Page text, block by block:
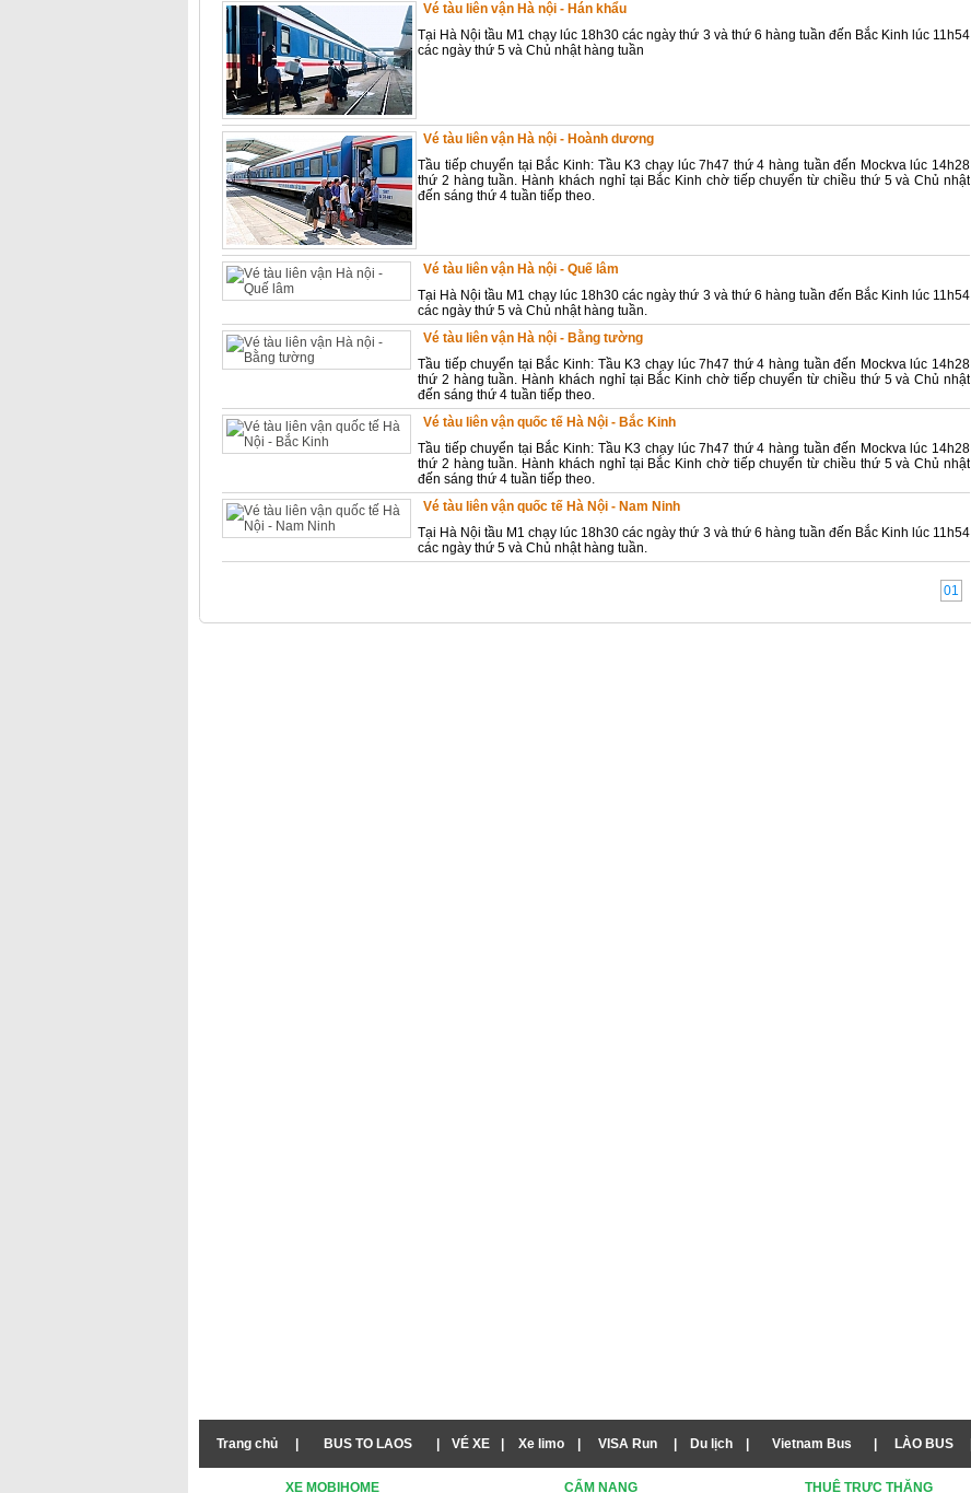
Vé tàu liên vận Hà nội - Hán khẩu
Tại Hà Nội tầu M1 chạy lúc 18h30 các ngày thứ 3 và thứ 6 hàng tuần đến Bắc Kinh lúc 11h54
các ngày thứ 5 và Chủ nhật hàng tuần
Vé tàu liên vận Hà nội - Hoành dương
Tầu tiếp chuyển tại Bắc Kinh: Tầu K3 chạy lúc 7h47 thứ 4 hàng tuần đến Mockva lúc 14h28
thứ 2 hàng tuần. Hành khách nghỉ tại Bắc Kinh chờ tiếp chuyển từ chiều thứ 5 và Chủ nhật
đến sáng thứ 4 tuần tiếp theo.
Vé tàu liên vận Hà nội - Quế lâm
Tại Hà Nội tầu M1 chạy lúc 18h30 các ngày thứ 3 và thứ 6 hàng tuần đến Bắc Kinh lúc 11h54
các ngày thứ 5 và Chủ nhật hàng tuần.
Vé tàu liên vận Hà nội - Bằng tường
Tầu tiếp chuyển tại Bắc Kinh: Tầu K3 chạy lúc 7h47 thứ 4 hàng tuần đến Mockva lúc 14h28
thứ 2 hàng tuần. Hành khách nghỉ tại Bắc Kinh chờ tiếp chuyển từ chiều thứ 5 và Chủ nhật
đến sáng thứ 4 tuần tiếp theo.
Vé tàu liên vận quốc tế Hà Nội - Bắc Kinh
Tầu tiếp chuyển tại Bắc Kinh: Tầu K3 chạy lúc 7h47 thứ 4 hàng tuần đến Mockva lúc 14h28
thứ 2 hàng tuần. Hành khách nghỉ tại Bắc Kinh chờ tiếp chuyển từ chiều thứ 5 và Chủ nhật
đến sáng thứ 4 tuần tiếp theo.
Vé tàu liên vận quốc tế Hà Nội - Nam Ninh
Tại Hà Nội tầu M1 chạy lúc 18h30 các ngày thứ 3 và thứ 6 hàng tuần đến Bắc Kinh lúc 11h54
các ngày thứ 5 và Chủ nhật hàng tuần.
01
Trang chủ BUS TO LAOS VÉ XE Xe limo VISA Run Du lịch Vietnam Bus LÀO BUS
XE MOBIHOME CẨM NANG THUÊ TRỰC THĂNG